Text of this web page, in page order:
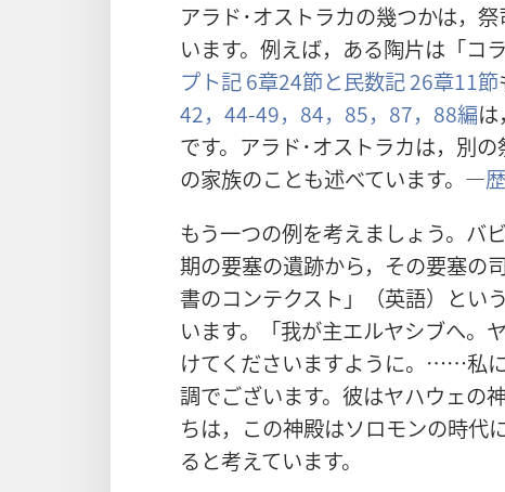
アラド･オストラカの幾つかは，
います。例えば，ある陶片は「コ
プト記 6章24節と民数記 26章11節
42， 44-49， 84， 85， 87， 88編
です。アラド･オストラカは，別
の家族のことも述べています。―
もう一つの例を考えましょう。バ
期の要塞の遺跡から，その要塞の
書のコンテクスト」（英語）とい
います。「我が主エルヤシブへ。
けてくださいますように。……私
調でございます。彼はヤハウェの
ちは，この神殿はソロモンの時代
ると考えています。